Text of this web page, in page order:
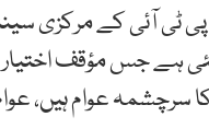
پی ٹی آئی کے مرکزی
ہے جس مؤقف اختیار
سرچشمہ عوام ہیں،